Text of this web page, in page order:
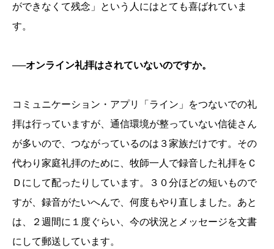
ができなくて残念」という人にはとても喜ばれていま
す。
──オンライン礼拝はされていないのですか。
コミュニケーション・アプリ「ライン」をつないでの礼
拝は行っていますが、通信環境が整っていない信徒さん
が多いので、つながっているのは３家族だけです。その
代わり家庭礼拝のために、牧師一人で録音した礼拝をＣ
Ｄにして配ったりしています。３０分ほどの短いもので
すが、録音がたいへんで、何度もやり直しました。あと
は、２週間に１度ぐらい、今の状況とメッセージを文書
にして郵送しています。